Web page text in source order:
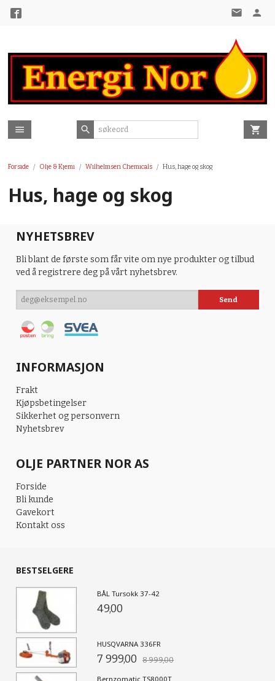
Forside Olje & Kjemi Wilhelmsen Chemicals Hus, hage og skog
Hus, hage og skog
NYHETSBREV
Bli blant de første som får vite om nye produkter og tilbud
ved å registrere deg på vårt nyhetsbrev.
INFORMASJON
Frakt
Kjøpsbetingelser
Sikkerhet og personvern
Nyhetsbrev
OLJE PARTNER NOR AS
Forside
Bli kunde
Gavekort
Kontakt oss
BESTSELGERE
BÅL Tursokk 37-42
49,00
HUSQVARNA 336FR
7 999,00 8 999,00
Bernzomatic TS8000T